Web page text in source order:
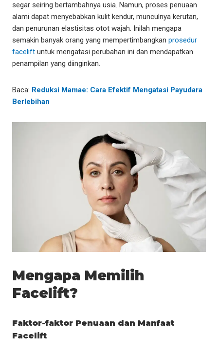
segar seiring bertambahnya usia. Namun, proses penuaan
alami dapat menyebabkan kulit kendur, munculnya kerutan,
dan penurunan elastisitas otot wajah. Inilah mengapa
semakin banyak orang yang mempertimbangkan prosedur
facelift untuk mengatasi perubahan ini dan mendapatkan
penampilan yang diinginkan.
Baca: Reduksi Mamae: Cara Efektif Mengatasi Payudara
Berlebihan
Mengapa Memilih
Facelift?
Faktor-faktor Penuaan dan Manfaat
Facelift